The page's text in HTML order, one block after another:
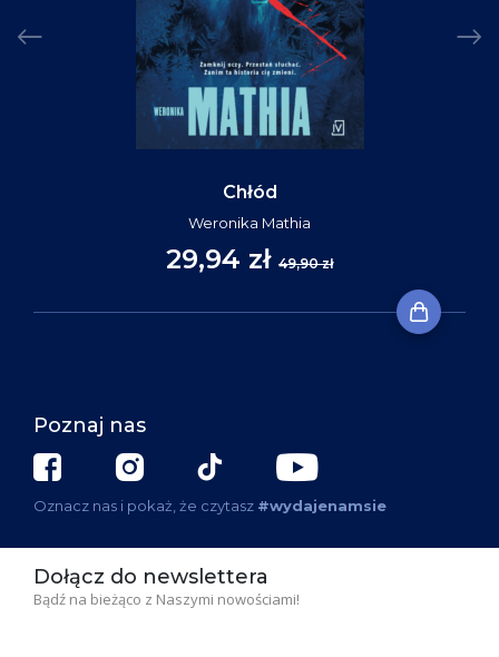
Chłód
Weronika Mathia
29,94 zł 49,90 zł
Poznaj nas
Oznacz nas i pokaż, że czytasz #wydajenamsie
Dołącz do newslettera
Bądź na bieżąco z Naszymi nowościami!